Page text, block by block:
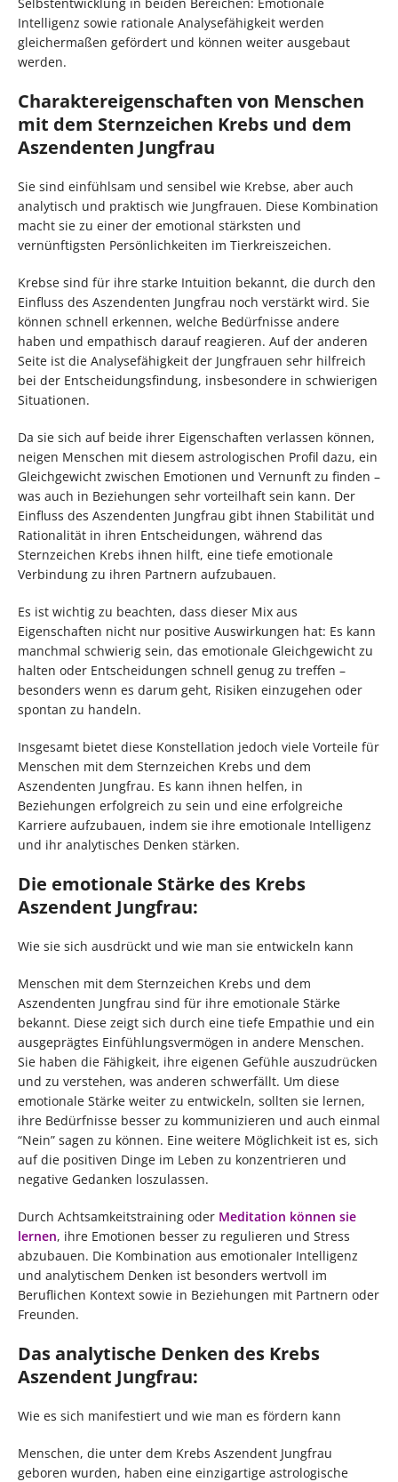
Intelligenz sowie rationale Analysefähigkeit werden
gleichermaßen gefördert und können weiter ausgebaut
werden.
Charaktereigenschaften von Menschen
mit dem Sternzeichen Krebs und dem
Aszendenten Jungfrau
Sie sind einfühlsam und sensibel wie Krebse, aber auch
analytisch und praktisch wie Jungfrauen. Diese Kombination
macht sie zu einer der emotional stärksten und
vernünftigsten Persönlichkeiten im Tierkreiszeichen.
Krebse sind für ihre starke Intuition bekannt, die durch den
Einfluss des Aszendenten Jungfrau noch verstärkt wird. Sie
können schnell erkennen, welche Bedürfnisse andere
haben und empathisch darauf reagieren. Auf der anderen
Seite ist die Analysefähigkeit der Jungfrauen sehr hilfreich
bei der Entscheidungsfindung, insbesondere in schwierigen
Situationen.
Da sie sich auf beide ihrer Eigenschaften verlassen können,
neigen Menschen mit diesem astrologischen Profil dazu, ein
Gleichgewicht zwischen Emotionen und Vernunft zu finden –
was auch in Beziehungen sehr vorteilhaft sein kann. Der
Einfluss des Aszendenten Jungfrau gibt ihnen Stabilität und
Rationalität in ihren Entscheidungen, während das
Sternzeichen Krebs ihnen hilft, eine tiefe emotionale
Verbindung zu ihren Partnern aufzubauen.
Es ist wichtig zu beachten, dass dieser Mix aus
Eigenschaften nicht nur positive Auswirkungen hat: Es kann
manchmal schwierig sein, das emotionale Gleichgewicht zu
halten oder Entscheidungen schnell genug zu treffen –
besonders wenn es darum geht, Risiken einzugehen oder
spontan zu handeln.
Insgesamt bietet diese Konstellation jedoch viele Vorteile für
Menschen mit dem Sternzeichen Krebs und dem
Aszendenten Jungfrau. Es kann ihnen helfen, in
Beziehungen erfolgreich zu sein und eine erfolgreiche
Karriere aufzubauen, indem sie ihre emotionale Intelligenz
und ihr analytisches Denken stärken.
Die emotionale Stärke des Krebs
Aszendent Jungfrau:
Wie sie sich ausdrückt und wie man sie entwickeln kann
Menschen mit dem Sternzeichen Krebs und dem
Aszendenten Jungfrau sind für ihre emotionale Stärke
bekannt. Diese zeigt sich durch eine tiefe Empathie und ein
ausgeprägtes Einfühlungsvermögen in andere Menschen.
Sie haben die Fähigkeit, ihre eigenen Gefühle auszudrücken
und zu verstehen, was anderen schwerfällt. Um diese
emotionale Stärke weiter zu entwickeln, sollten sie lernen,
ihre Bedürfnisse besser zu kommunizieren und auch einmal
“Nein” sagen zu können. Eine weitere Möglichkeit ist es, sich
auf die positiven Dinge im Leben zu konzentrieren und
negative Gedanken loszulassen.
Durch Achtsamkeitstraining oder Meditation können sie
lernen, ihre Emotionen besser zu regulieren und Stress
abzubauen. Die Kombination aus emotionaler Intelligenz
und analytischem Denken ist besonders wertvoll im
Beruflichen Kontext sowie in Beziehungen mit Partnern oder
Freunden.
Das analytische Denken des Krebs
Aszendent Jungfrau:
Wie es sich manifestiert und wie man es fördern kann
Menschen, die unter dem Krebs Aszendent Jungfrau
geboren wurden, haben eine einzigartige astrologische